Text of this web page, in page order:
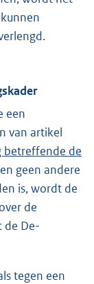
een
van artikel
betreffende de
en geen andere
is, wordt de
de
de De-
tegen een